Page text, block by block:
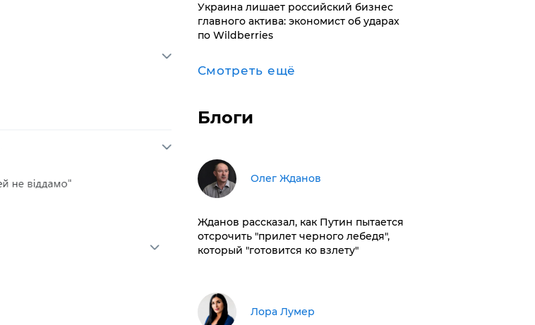
​Украина лишает российский бизнес
главного актива: экономист об ударах
по Wildberries
Смотреть ещё
Блоги
Олег Жданов
Жданов рассказал, как Путин пытается
отсрочить "прилет черного лебедя",
который "готовится ко взлету"
​Лора Лумер